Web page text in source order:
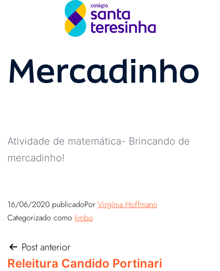
Mercadinho
Atividade de matemática- Brincando de
mercadinho!
16/06/2020 publicadoPor Virgínia Hoffmann
Categorizado como limbo
Post anterior
Releitura Candido Portinari